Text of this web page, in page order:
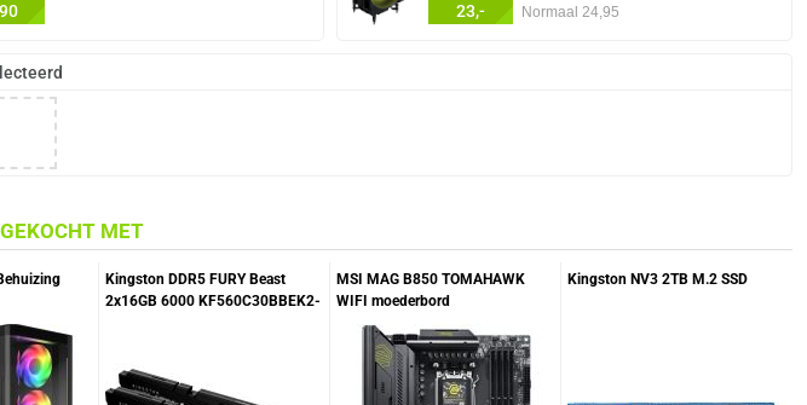
23,- Normaal 24,95
MET
Kingston DDR5 FURY Beast
2x16GB 6000 KF560C30BBEK2-
MSI MAG B850 TOMAHAWK
WIFI moederbord
Kingston NV3 2TB M.2 SSD